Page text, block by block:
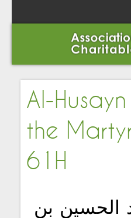
Al-
the
61H
الحسين بن